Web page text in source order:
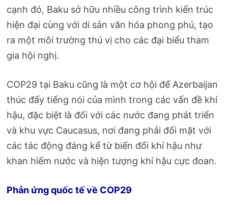
cạnh đó, Baku sở hữu nhiều công trình kiến trúc
hiện đại cùng với di sản văn hóa phong phú, tạo
ra một môi trường thú vị cho các đại biểu tham
gia hội nghị​.
COP29 tại Baku cũng là một cơ hội để Azerbaijan
thúc đẩy tiếng nói của mình trong các vấn đề khí
hậu, đặc biệt là đối với các nước đang phát triển
và khu vực Caucasus, nơi đang phải đối mặt với
các tác động đáng kể từ biến đổi khí hậu như
khan hiếm nước và hiện tượng khí hậu cực đoan.
Phản ứng quốc tế về COP29